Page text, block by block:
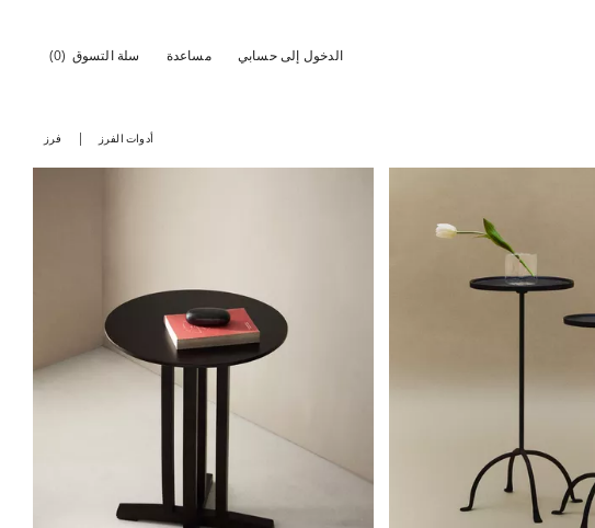
الدخول إلى حسابي مساعدة سلة التسوق (0)
أدوات الفرز
فرز
تم تغيير الصورة إلى 1 من 6 تم تغيير الصورة إلى 1 من 5